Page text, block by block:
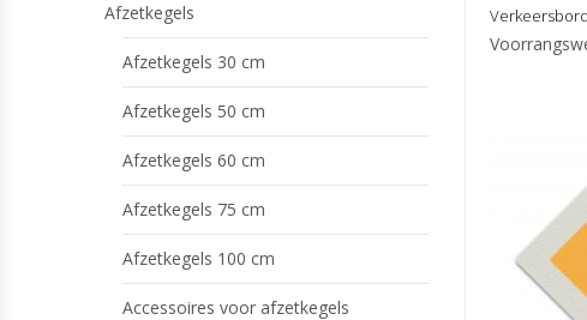
Afzetkegels
Afzetkegels 30 cm
Afzetkegels 50 cm
Afzetkegels 60 cm
Afzetkegels 75 cm
Afzetkegels 100 cm
Accessoires voor afzetkegels